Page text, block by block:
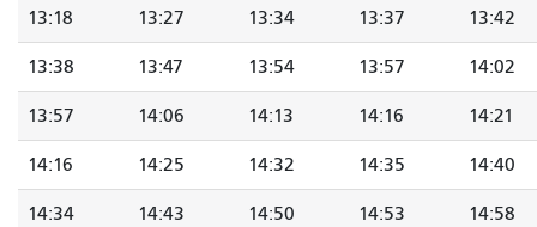
13:18 13:27 13:34 13:37 13:42
13:38 13:47 13:54 13:57 14:02
13:57 14:06 14:13 14:16 14:21
14:16 14:25 14:32 14:35 14:40
14:34 14:43 14:50 14:53 14:58